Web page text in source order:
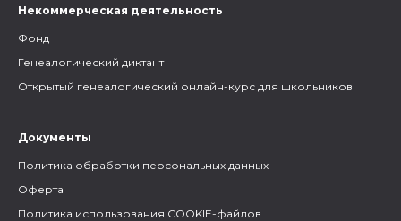
Некоммерческая деятельность
Фонд
Генеалогический диктант
Открытый генеалогический онлайн-курс для школьников
Документы
Политика обработки персональных данных
Оферта
Политика использования COOKIE-файлов